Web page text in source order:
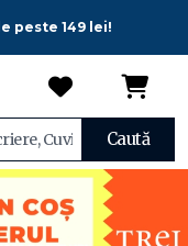
peste 149 lei!
Caută